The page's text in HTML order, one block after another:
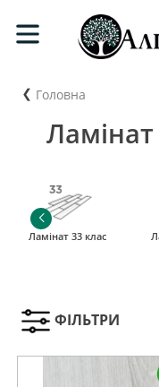
Головна
Ламінат 33 клас
ФІЛЬТРИ